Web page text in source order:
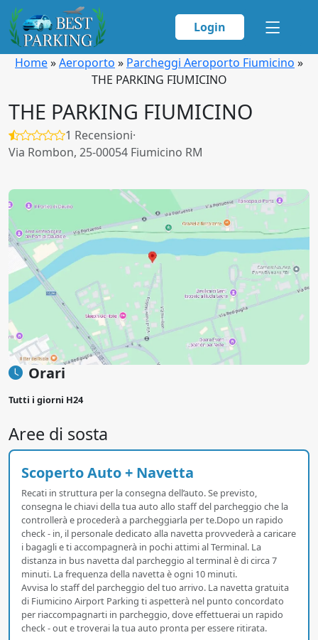
Login
Home»Aeroporto » Parcheggi Aeroporto Fiumicino »
THE PARKING FIUMICINO
THE PARKING FIUMICINO
1 Recensioni·
Via Rombon, 25-00054 Fiumicino RM
Orari
Tutti i giorni H24
Aree di sosta
Scoperto Auto + Navetta
Recati in struttura per la consegna dell’auto. Se previsto,
consegna le chiavi della tua auto allo staff del parcheggio che la
controllerà e procederà a parcheggiarla per te.Dopo un rapido
check - in, il personale dedicato alla navetta provvederà a caricare
i bagagli e ti accompagnerà in pochi attimi al Terminal. La
distanza in bus navetta dal parcheggio al terminal è di circa 7
minuti. La frequenza della navetta è ogni 10 minuti.
Avvisa lo staff del parcheggio del tuo arrivo. La navetta gratuita
di Fiumicino Airport Parking ti aspetterà nel punto concordato
per riaccompagnarti in parcheggio, dove effettuerai un rapido
check - out e troverai la tua auto pronta per essere ritirata.